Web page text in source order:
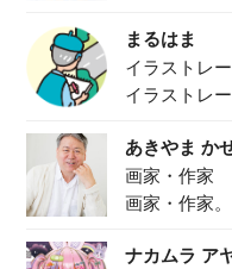
まるはま
イラストレ
イラストレ
あきやま か
画家・作家
画家・作家
ナカムラ ア